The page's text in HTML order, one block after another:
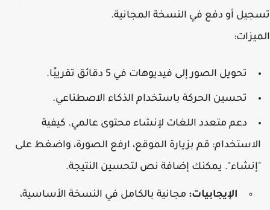
أو دفع في النسخة المجانية.
:
تحويل الصور إلى فيديوهات في 5 دقائق تقريبًا.
تحسين الحركة باستخدام الذكاء الاصطناعي.
دعم متعدد اللغات لإنشاء محتوى عالمي. كيفية
قم بزيارة الموقع، ارفع الصورة، واضغط على
يمكنك إضافة نص لتحسين النتيجة.
الإيجابيات:مجانية بالكامل في النسخة الأساسية،